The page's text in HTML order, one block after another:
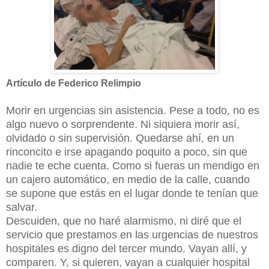
Artículo de Federico Relimpio
Morir en urgencias sin asistencia. Pese a todo, no es
algo nuevo o sorprendente. Ni siquiera morir así,
olvidado o sin supervisión. Quedarse ahí, en un
rinconcito e irse apagando poquito a poco, sin que
nadie te eche cuenta. Como si fueras un mendigo en
un cajero automático, en medio de la calle, cuando
se supone que estás en el lugar donde te tenían que
salvar.
Descuiden, que no haré alarmismo, ni diré que el
servicio que prestamos en las urgencias de nuestros
hospitales es digno del tercer mundo. Vayan allí, y
comparen. Y, si quieren, vayan a cualquier hospital